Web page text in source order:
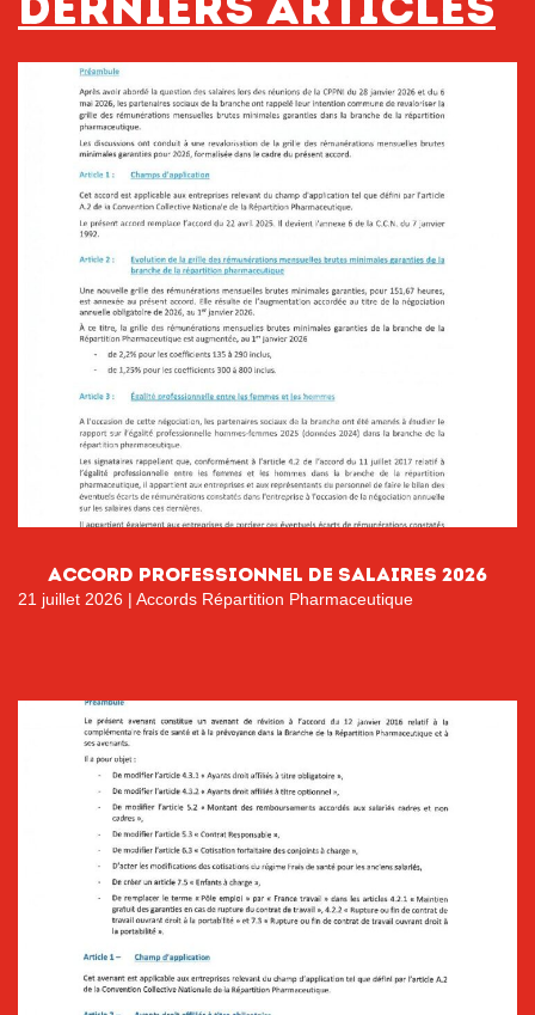
ACCORD PROFESSIONNEL DE SALAIRES 2026
21 juillet 2026 | Accords Répartition Pharmaceutique